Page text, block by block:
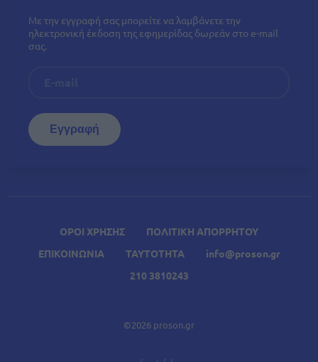
ΟΡΟΙ ΧΡΗΣΗΣ
ΠΟΛΙΤΙΚΗ ΑΠΟΡΡΗΤΟΥ
ΕΠΙΚΟΙΝΩΝΙΑ
ΤΑΥΤΟΤΗΤΑ
info@proson.gr
210 3810243
©2026 proson.gr
Με την εγγραφή σας μπορείτε να λαμβάνετε την
ηλεκτρονική έκδοση της εφημερίδας δωρεάν στο e-mail
σας.